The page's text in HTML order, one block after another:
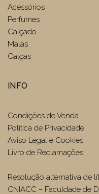
Acessórios
Perfumes
Calçado
Malas
Calças
INFO
Condições de Venda
Politica de Privacidade
Aviso Legal e Cookies
Livro de Reclamações
Resolução alternativa de
CNIACC – Faculdade de